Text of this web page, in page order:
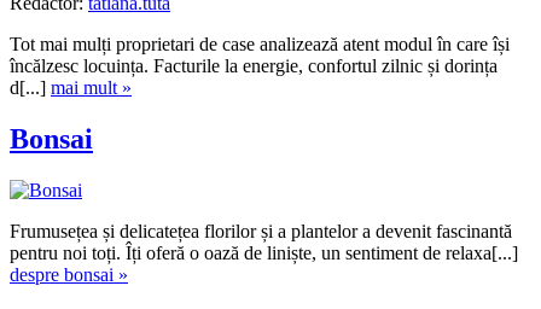
Tot mai mulți proprietari de case analizează atent modul în care își
încălzesc locuința. Facturile la energie, confortul zilnic și dorința
d[...] mai mult »
Bonsai
Frumusețea și delicatețea florilor și a plantelor a devenit fascinantă
pentru noi toți. Îți oferă o oază de liniște, un sentiment de relaxa[...]
despre bonsai »